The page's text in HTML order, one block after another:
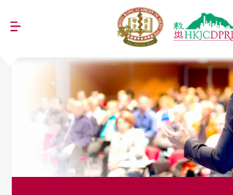
Jump to navigation